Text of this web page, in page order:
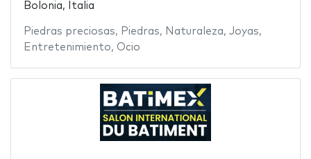
Bolonia, Italia
Piedras preciosas, Piedras, Naturaleza, Joyas,
Entretenimiento, Ocio